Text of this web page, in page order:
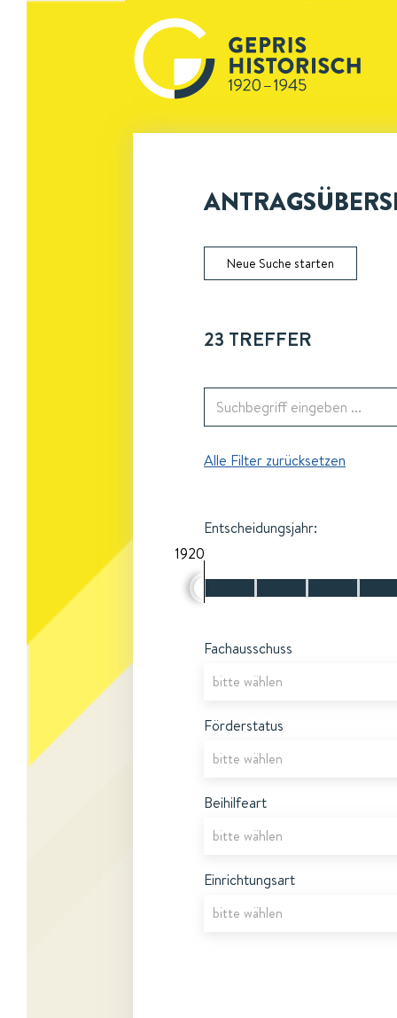
Neue Suche starten
23 TREFFER
Alle Filter zurücksetzen
Entscheidungsjahr:
1920
Fachausschuss
Förderstatus
Beihilfeart
Einrichtungsart